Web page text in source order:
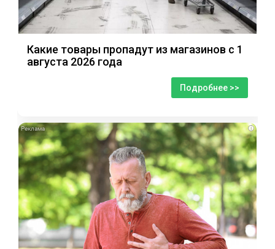
Какие товары пропадут из магазинов с 1
августа 2026 года
Подробнее >>
i